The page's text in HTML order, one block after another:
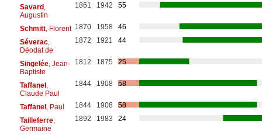
Savard,
Augustin
1861 1942 55
Schmitt, Florent 1870 1958
46
Séverac,
Déodat de
1872 1921 44
Singelée, Jean-
Baptiste
1812 1875 25
Taffanel,
Claude Paul
1844 1908 58
Taffanel, Paul 1844 1908
58
Tailleferre,
Germaine
1892 1983 24